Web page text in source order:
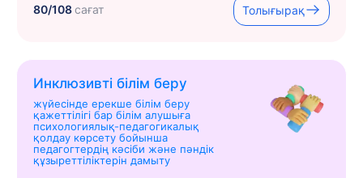
80/108сағат Толығырақ
Инклюзивті білім беру
жүйесінде ерекше білім беру
қажеттілігі бар білім алушыға
психологиялық-педагогикалық
қолдау көрсету бойынша
педагогтердің кәсіби және пәндік
құзыреттіліктерін дамыту